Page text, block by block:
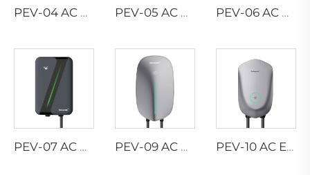
PEV-04 AC EV WALLBOX PEV-05 AC EV WALLBOX PEV-06 AC EV WALLBOX
PEV-07 AC EV WALLBOX PEV-09 AC EV WALLBOX PEV-10 AC EV WALLBOX